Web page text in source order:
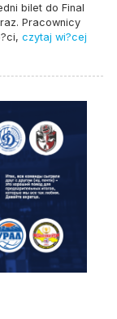
bilet do Final
Pracownicy
czytaj wi?cej